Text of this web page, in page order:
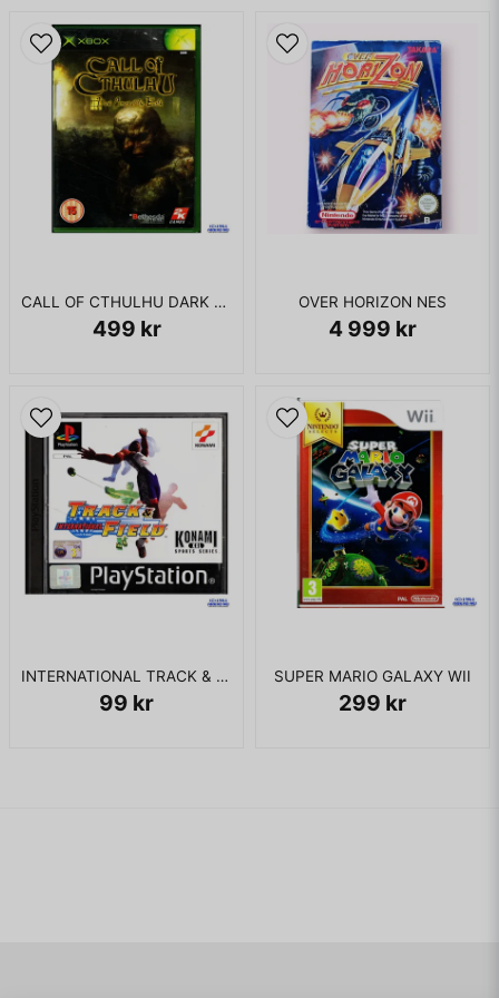
CALL OF CTHULHU DARK CORNERS OF THE EARTH XBOX
499 kr
OVER HORIZON NES
4 999 kr
INTERNATIONAL TRACK & FIELD PS1
99 kr
SUPER MARIO GALAXY WII
299 kr